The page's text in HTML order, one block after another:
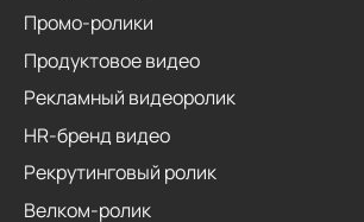
Промо-ролики
Продуктовое видео
Рекламный видеоролик
HR-бренд видео
Рекрутинговый ролик
Велком-ролик